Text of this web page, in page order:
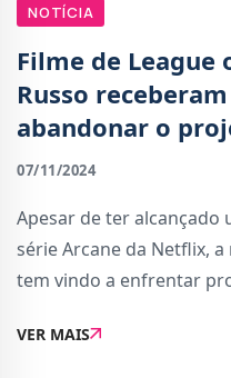
NOTÍCIA
Filme de League
Russo
abandonar o
07/11/2024
Apesar de ter alcançado
série Arcane da Netflix,
tem vindo a enfrentar
horizontes.Para
VER MAIS